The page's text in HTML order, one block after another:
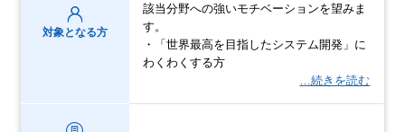
対象となる方
該当分野への強いモチベーションを望みま
す。
・「世界最高を目指したシステム開発」に
わくわくする方
…続きを読む